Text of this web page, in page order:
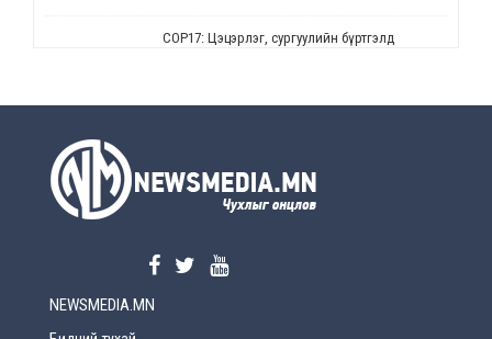
СОР17: Цэцэрлэг, сургуулийн бүртгэлд
Өчигдөр
Өчигдөр
NEWSMEDIA.MN